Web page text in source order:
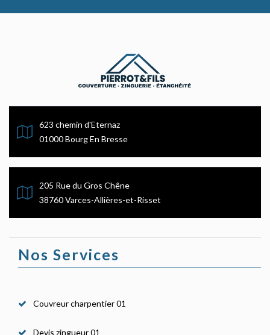
623 chemin d'Eternaz
01000 Bourg En Bresse
205 Rue du Gros Chêne
38760 Varces-Allières-et-Risset
Nos Services
Couvreur charpentier 01
Devis zingueur 01